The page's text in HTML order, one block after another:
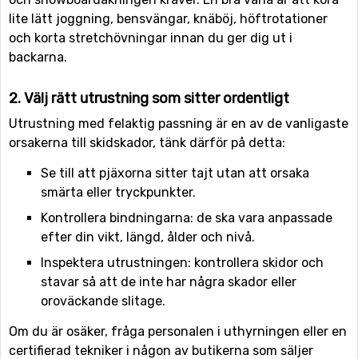
lite lätt joggning, bensvängar, knäböj, höftrotationer
och korta stretchövningar innan du ger dig ut i
backarna.
2. Välj rätt utrustning som sitter ordentligt
Utrustning med felaktig passning är en av de vanligaste
orsakerna till skidskador, tänk därför på detta:
Se till att pjäxorna sitter tajt utan att orsaka
smärta eller tryckpunkter.
Kontrollera bindningarna: de ska vara anpassade
efter din vikt, längd, ålder och nivå.
Inspektera utrustningen: kontrollera skidor och
stavar så att de inte har några skador eller
oroväckande slitage.
Om du är osäker, fråga personalen i uthyrningen eller en
certifierad tekniker i någon av butikerna som säljer